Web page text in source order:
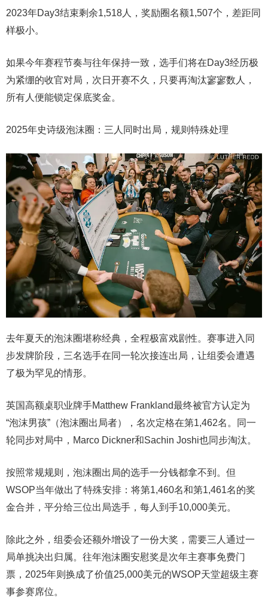
2023年Day3结束剩余1,518人，奖励圈名额1,507个，差距同
样极小。
如果今年赛程节奏与往年保持一致，选手们将在Day3经历极
为紧绷的收官对局，次日开赛不久，只要再淘汰寥寥数人，
所有人便能锁定保底奖金。
2025年史诗级泡沫圈：三人同时出局，规则特殊处理
去年夏天的泡沫圈堪称经典，全程极富戏剧性。赛事进入同
步发牌阶段，三名选手在同一轮次接连出局，让组委会遭遇
了极为罕见的情形。
英国高额桌职业牌手Matthew Frankland最终被官方认定为
“泡沫男孩”（泡沫圈出局者），名次定格在第1,462名。同一
轮同步对局中，Marco Dickner和Sachin Joshi也同步淘汰。
按照常规规则，泡沫圈出局的选手一分钱都拿不到。但
WSOP当年做出了特殊安排：将第1,460名和第1,461名的奖
金合并，平分给三位出局选手，每人到手10,000美元。
除此之外，组委会还额外增设了一份大奖，需要三人通过一
局单挑决出归属。往年泡沫圈安慰奖是次年主赛事免费门
票，2025年则换成了价值25,000美元的WSOP天堂超级主赛
事参赛席位。